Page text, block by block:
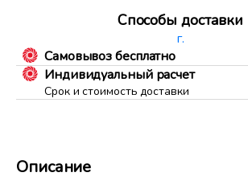
Способы доставки
г.
Самовывоз бесплатно
Индивидуальный расчет
Срок и стоимость доставки
Описание